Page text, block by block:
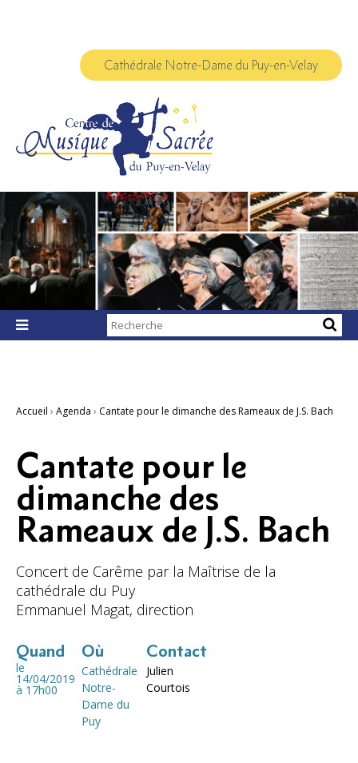
Cathédrale Notre-Dame du Puy-en-Velay

Chercher par
Recherche
Accueil › Agenda › Cantate pour le dimanche des Rameaux de J.S. Bach
Cantate pour le
dimanche des
Rameaux de J.S. Bach
Concert de Carême par la Maîtrise de la
cathédrale du Puy
Emmanuel Magat, direction
Quand
le
14/04/2019
à 17h00
Où
Cathédrale
Notre-
Dame du
Puy
Contact
Julien
Courtois